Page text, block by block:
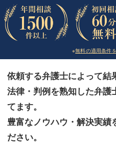
刑事弁護
交通事故
法律相談など（その他）
お客様へ
みずほ中央の特長・実質編
みずほ中央の特長・形式編
※無料の適用条件
依頼する弁護士によって結
法律・判例を熟知した弁護
てます。
豊富なノウハウ・解決実績
ださい。
刑事弁護
交通事故
法律相談など（その他）
お客様へ
みずほ中央の特長・実質編
みずほ中央の特長・形式編